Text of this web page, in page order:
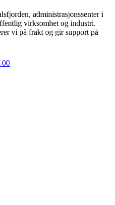
administrasjonssenter i
virksomhet og industri.
vi på frakt og gir support på
00